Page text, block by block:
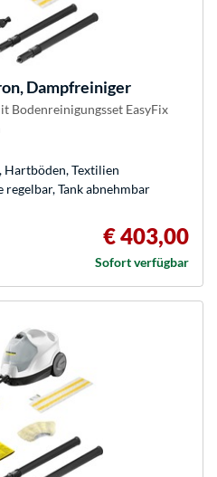
Dampfreiniger
Bodenreinigungsset EasyFix
Hartböden, Textilien
Tank abnehmbar
€ 403,00
Sofort verfügbar